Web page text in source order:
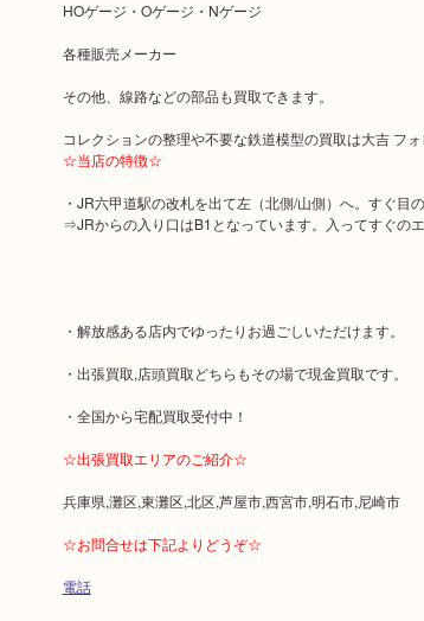
HOゲージ・Oゲージ・Nゲージ
各種販売メーカー
その他、線路などの部品も買取できます。
コレクションの整理や不要な鉄道模型の買取は大吉 フ
☆当店の特徴☆
・JR六甲道駅の改札を出て左（北側/山側）へ。すぐ目
⇒JRからの入り口はB1となっています。入ってすぐの
・解放感ある店内でゆったりお過ごしいただけます。
・出張買取,店頭買取どちらもその場で現金買取です。
・全国から宅配買取受付中！
☆出張買取エリアのご紹介☆
兵庫県,灘区,東灘区,北区,芦屋市,西宮市,明石市,尼崎市
☆お問合せは下記よりどうぞ☆
電話